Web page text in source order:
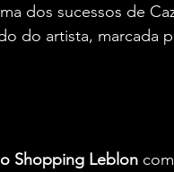
dos sucessos de
do artista, marcada
Shopping Leblon